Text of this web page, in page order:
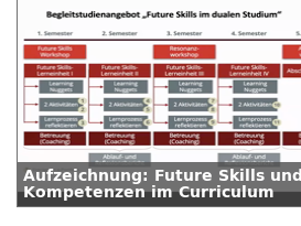
Aufzeichnung: Future Skills und
Kompetenzen im Curriculum